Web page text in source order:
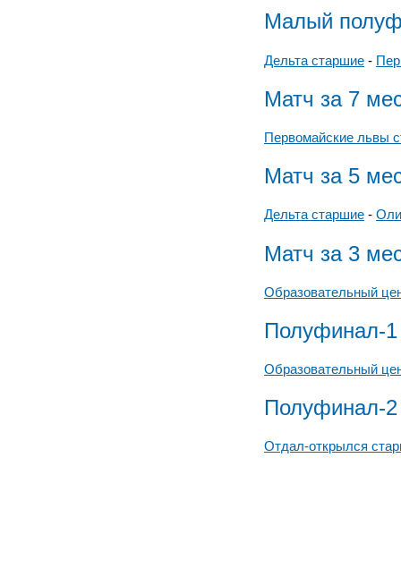
Малый
Дельта старшие -
Матч за 7
Первомайские львы
Матч за 5
Дельта старшие -
Матч за 3
Образовательный
Полуфинал-1
Образовательный
Полуфинал-2
Отдал-открылся